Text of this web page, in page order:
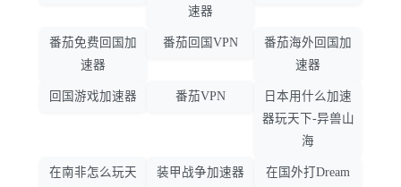
速器
番茄免费回国加
速器
番茄回国VPN
番茄海外回国加
速器
回国游戏加速器 番茄VPN
日本用什么加速
器玩天下-异兽山
海
在南非怎么玩天 装甲战争加速器 在国外打Dream